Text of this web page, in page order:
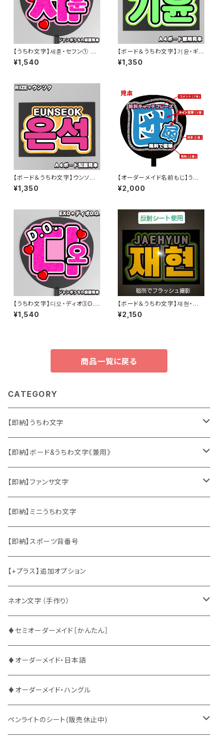
【うちわ文字】세훈・セフン① SE
HUN 【EXO】
¥1,540
【ボード＆うちわ文字】기윤・ギ
ユン ③TAEMIN 即納 【Hi-Fi u
nicorn】
¥1,350
【ボード＆うちわ文字】ウンソク・
은석① 即納 【RIIZE】
¥1,350
【オーダーメイド名前もじ】うち
わ１枚サイズ【プリントうちわ文
字】
¥2,000
【うちわ文字】디오・ディオ③D.O
即納 【EXO】
¥1,540
【ボード＆うちわ文字】재현・ジェ
ヒョン③(反射シート) 【NCT】
¥2,150
商品一覧に戻る
CATEGORY
【即納】うちわ文字
ソロ・歌手&タレント
韓国ソロ・歌手&タレント
東方神起
竜宮城
2PM
ATEEZ
BUDDiiS
DXTEEN
ENHYPEN
EXO
【即納】ボード&うちわ文字《兼用》
ソロ・歌手&タレント
韓国ソロ・歌手&タレント
東方神起
2PM
ASTRO
ATEEZ
BLANK2Y
BOYNEXTDOOR
BUDDiiS
【即納】ファンサ文字
日本語&英語
ハングル
中国語
【即納】ミニうちわ文字
【即納】スポーツ背番号
【+プラス】追加オプション
ネオン文字（手作り）
ファンサ
CRAVITY
ENHYPEN
EXO
♦セミオーダーメイド［かんたん］
♦オーダーメイド・日本語
♦オーダーメイド・ハングル
ペンライトのシート(販売休止中)